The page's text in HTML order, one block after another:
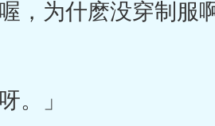
为什麽没穿制服
。」